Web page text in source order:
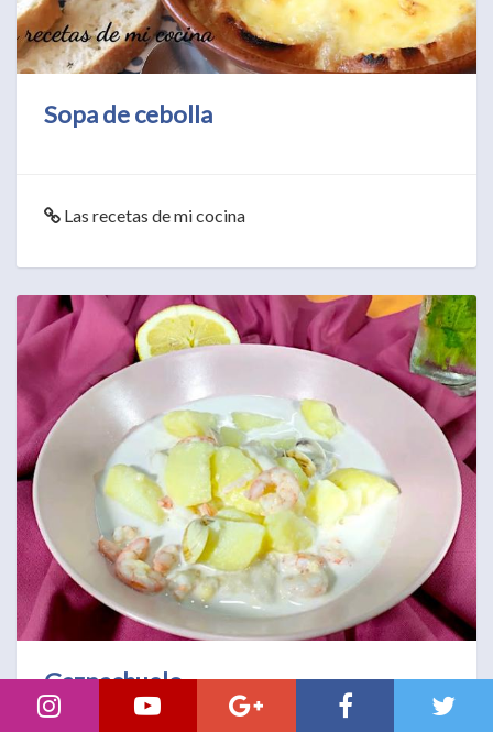
Sopa de cebolla
Las recetas de mi cocina
Gazpachuelo